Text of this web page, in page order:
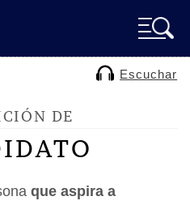
Escuchar
DE
que aspira a